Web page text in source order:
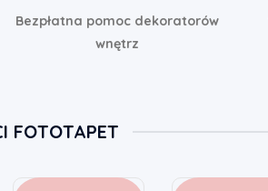
Bezpłatna pomoc dekoratorów
wnętrz
FOTOTAPET